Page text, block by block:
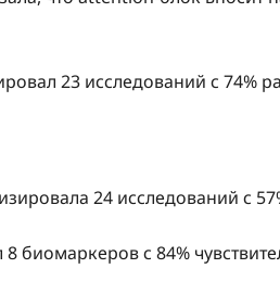
23 исследований с 74%
24 исследований с
биомаркеров с 84%